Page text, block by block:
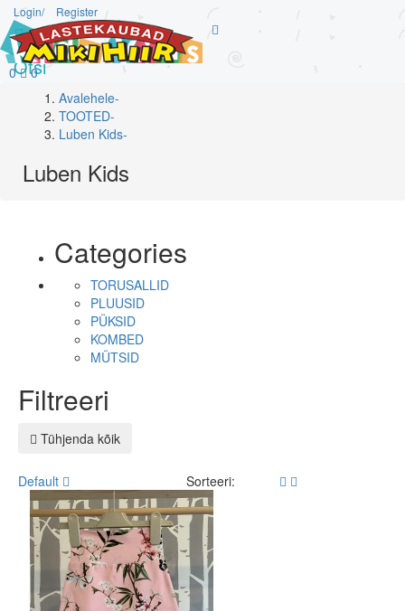
Login/ Register
Otsi
0
0
Avalehele-
TOOTED-
Luben Kids-
Luben Kids
Categories
TORUSALLID
PLUUSID
PÜKSID
KOMBED
MÜTSID
Filtreeri
Tühjenda kõik
Sorteeri:
Default